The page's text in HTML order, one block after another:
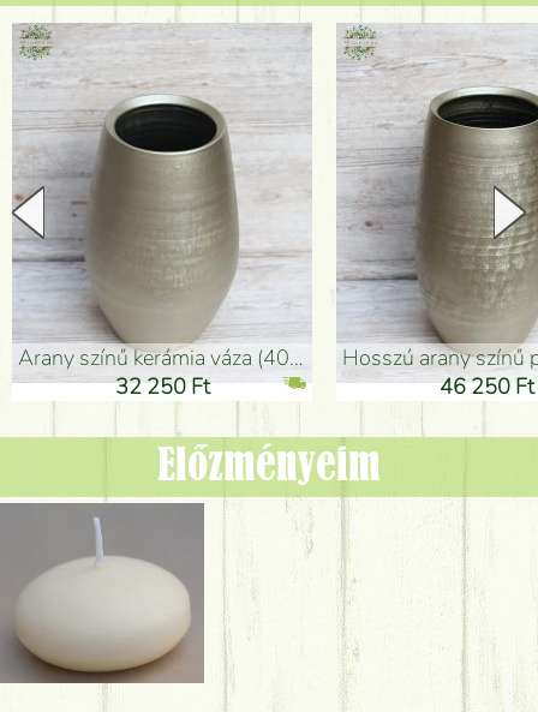
arany színű kerámia váza (40x26cm)
32 250 Ft
hosszú arany színű
46 250 Ft
Előzményeim